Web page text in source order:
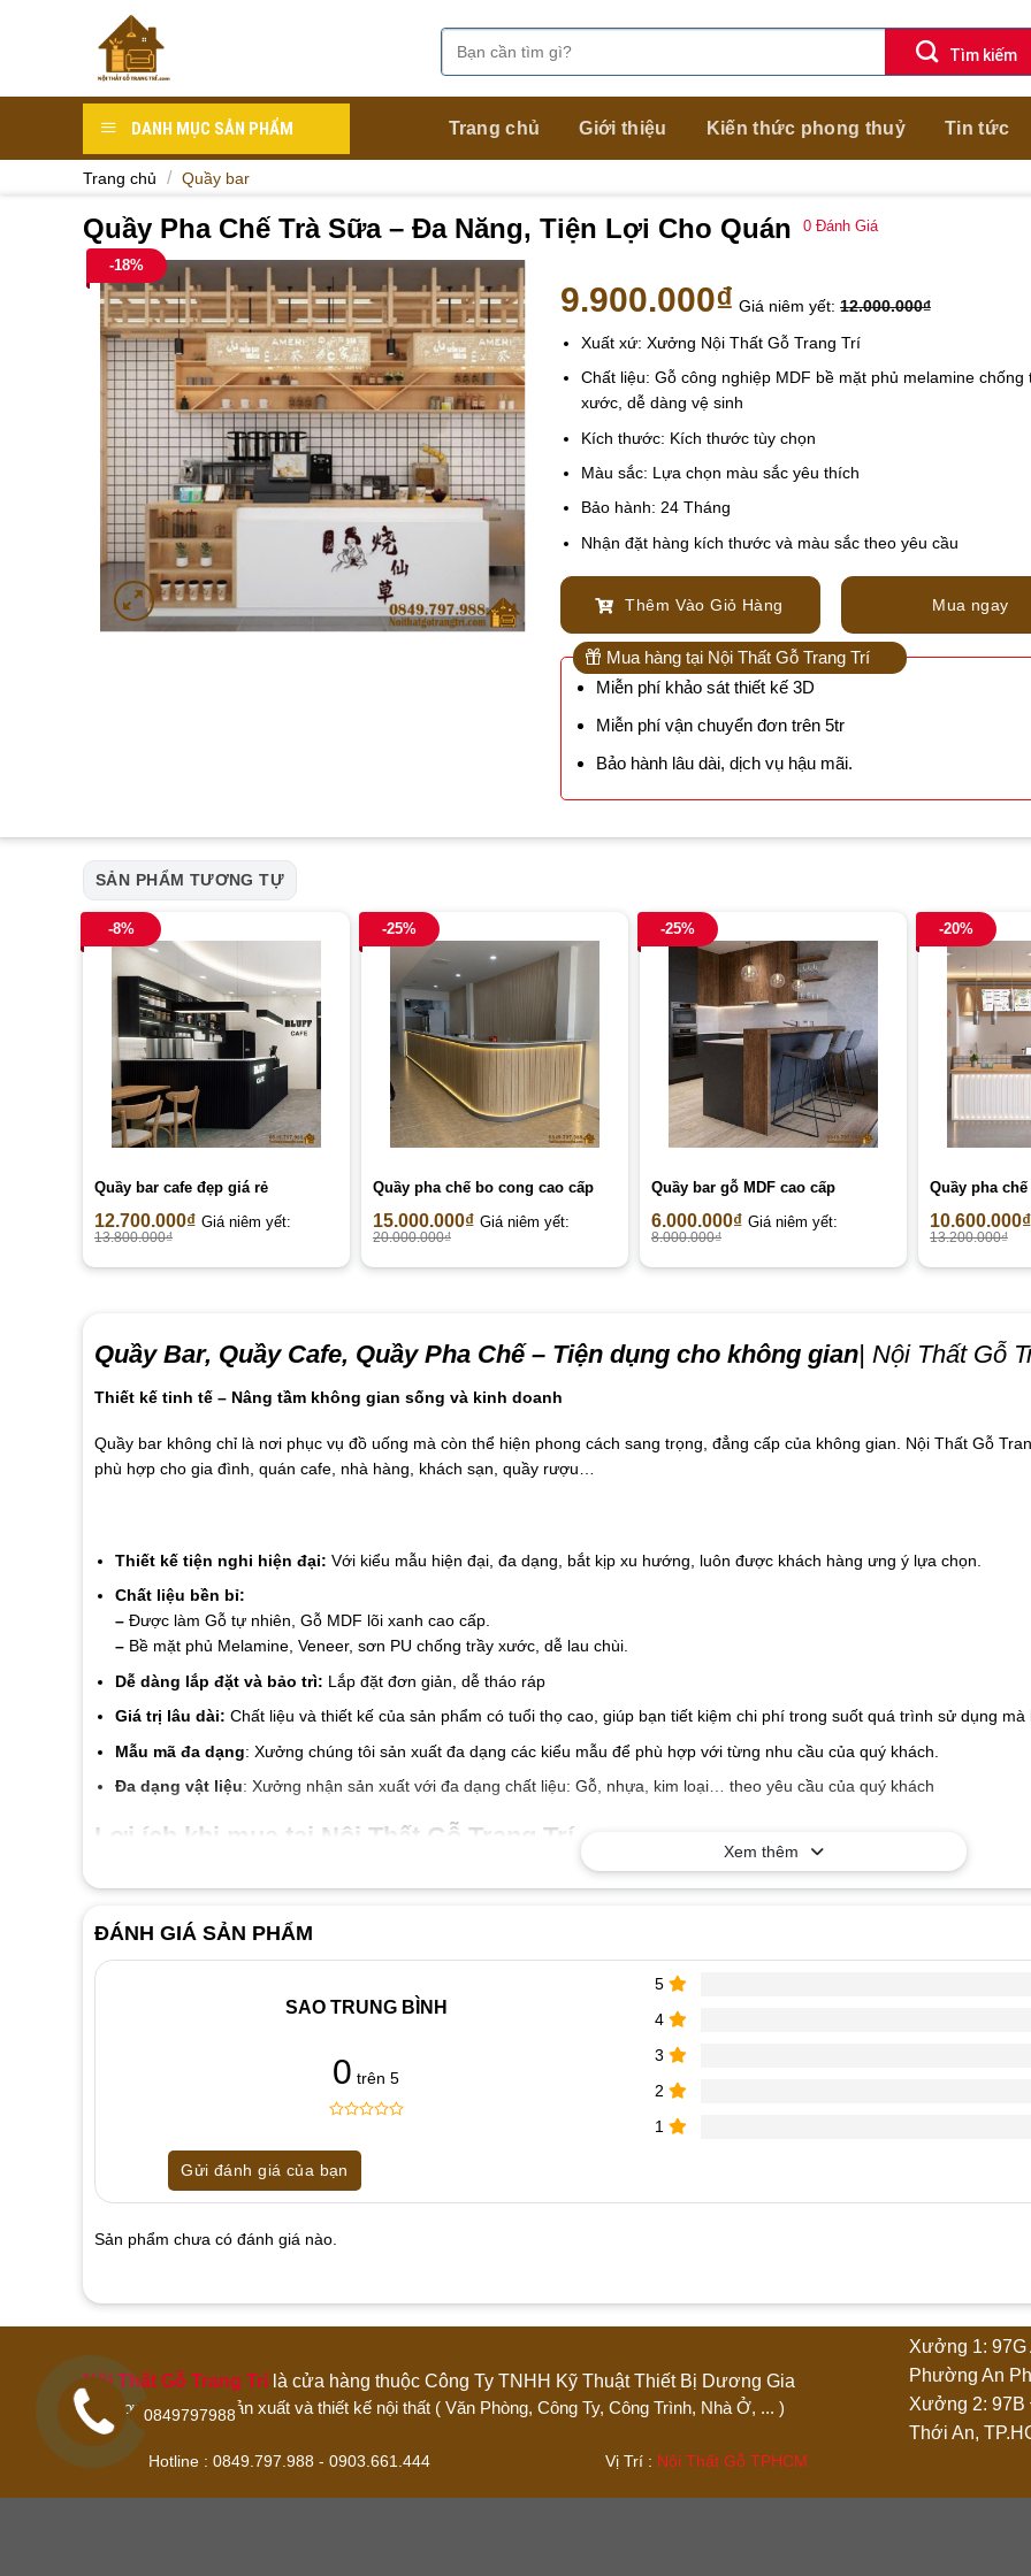
Tìm
kiếm:
DANH MỤC SẢN PHẨM Trang chủ Giới thiệu Kiến thức phong thuỷ Tin tức
Trang chủ / Quầy bar
Quầy Pha Chế Trà Sữa – Đa Năng, Tiện Lợi Cho Quán 0 Đánh Giá
-18%
9.900.000₫ Giá niêm yết: 12.000.000₫
Xuất xứ: Xưởng Nội Thất Gỗ Trang Trí
Chất liệu: Gỗ công nghiệp MDF bề mặt phủ melamine chống
xước, dễ dàng vệ sinh
Kích thước: Kích thước tùy chọn
Màu sắc: Lựa chọn màu sắc yêu thích
Bảo hành: 24 Tháng
Nhận đặt hàng kích thước và màu sắc theo yêu cầu
Thêm Vào Giỏ Hàng Mua ngay
Mua hàng tại Nội Thất Gỗ Trang Trí
Miễn phí khảo sát thiết kế 3D
Miễn phí vận chuyển đơn trên 5tr
Bảo hành lâu dài, dịch vụ hậu mãi.
SẢN PHẨM TƯƠNG TỰ
-8%
Quầy bar cafe đẹp giá rẻ
12.700.000₫ Giá niêm yết:
13.800.000₫
-25%
Quầy pha chế bo cong cao cấp
15.000.000₫ Giá niêm yết:
20.000.000₫
-25%
Quầy bar gỗ MDF cao cấp
6.000.000₫ Giá niêm yết:
8.000.000₫
-20%
Quầy pha
10.600.000₫
13.200.000₫
Quầy Bar, Quầy Cafe, Quầy Pha Chế – Tiện dụng cho không gian| Nội Thất Gỗ
Thiết kế tinh tế – Nâng tầm không gian sống và kinh doanh
Quầy bar không chỉ là nơi phục vụ đồ uống mà còn thể hiện phong cách sang trọng, đẳng cấp của không gian. Nội Thất Gỗ
phù hợp cho gia đình, quán cafe, nhà hàng, khách sạn, quầy rượu…
Thiết kế tiện nghi hiện đại: Với kiểu mẫu hiện đại, đa dạng, bắt kịp xu hướng, luôn được khách hàng ưng ý lựa chọn.
Chất liệu bền bỉ:
–Được làm Gỗ tự nhiên, Gỗ MDF lõi xanh cao cấp.
–Bề mặt phủ Melamine, Veneer, sơn PU chống trầy xước, dễ lau chùi.
Dễ dàng lắp đặt và bảo trì: Lắp đặt đơn giản, dễ tháo ráp
Giá trị lâu dài: Chất liệu và thiết kế của sản phẩm có tuổi thọ cao, giúp bạn tiết kiệm chi phí trong suốt quá trình sử dụng
Mẫu mã đa dạng: Xưởng chúng tôi sản xuất đa dạng các kiểu mẫu để phù hợp với từng nhu cầu của quý khách.
Đa dạng vật liệu: Xưởng nhận sản xuất với đa dạng chất liệu: Gỗ, nhựa, kim loại… theo yêu cầu của quý khách
Lợi ích khi mua tại Nội Thất Gỗ Trang Trí
để được tư vấn và nhận báo giá tốt nhất!
Xem thêm
ĐÁNH GIÁ SẢN PHẨM
SAO TRUNG BÌNH
0 trên 5
out
of
based
ratings
5
4
3
2
1
Gửi đánh giá của bạn
Sản phẩm chưa có đánh giá nào.
Hãy là người đánh giá đầu tiên cho sản phẩm “Quầy Pha Chế Trà Sữa – Đa Năng, Tiện Lợi
Đánh giá của bạn
Nội Thất Gỗ Trang Trílà cửa hàng thuộc Công Ty TNHH Kỹ Thuật Thiết Bị Dương Gia
Đơn vị chuyên sản xuất và thiết kế nội thất ( Văn Phòng, Công Ty, Công Trình, Nhà Ở, ... )
Hotline : 0849.797.988 - 0903.661.444 Vị Trí : Nội Thất Gỗ TPHCM
Xưởng 1:
Phường An
Xưởng 2:
Thới An,
0849797988